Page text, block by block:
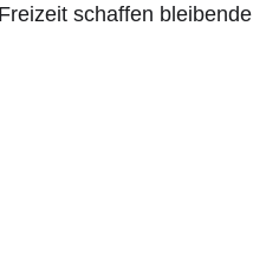
schaffen bleibende